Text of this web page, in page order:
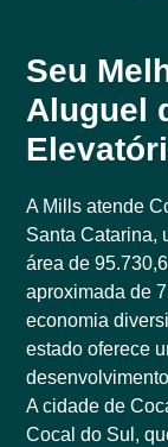
Seu
Aluguel
A Mills atende
Santa Catarina,
área de
aproximada de
economia
estado oferece
A cidade de
Cocal do Sul,